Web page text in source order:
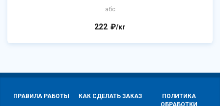
абс
222 ₽/кг
ПРАВИЛА РАБОТЫ КАК СДЕЛАТЬ ЗАКАЗ
ПОЛИТИКА
ОБРАБОТКИ